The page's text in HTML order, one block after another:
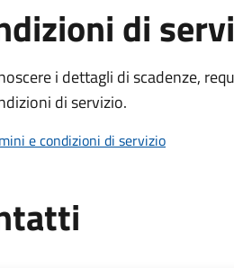
di
i dettagli di scadenze,
di servizio.
e condizioni di servizio